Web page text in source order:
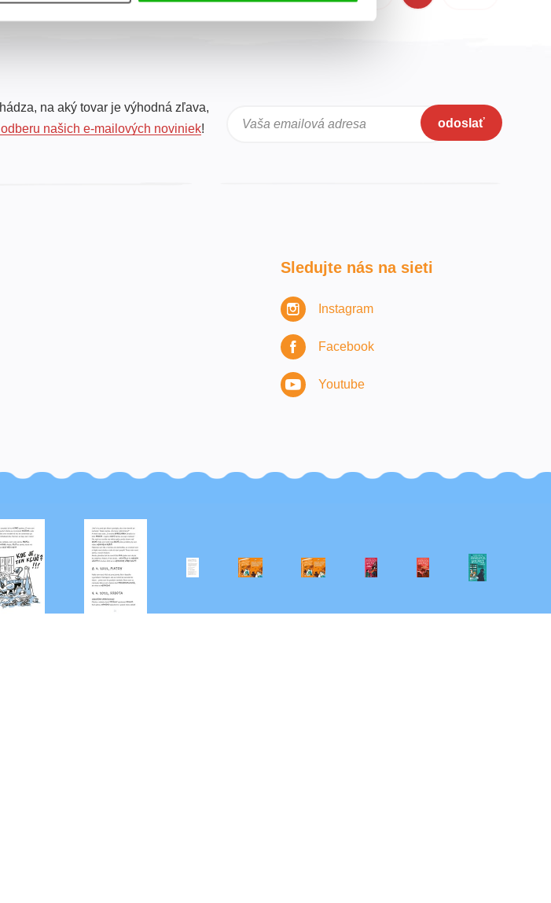
na aký tovar je výhodná zľava,
našich e-mailových noviniek! Vaša emailová adresa odoslať
Sledujte nás na sieti
Instagram
Facebook
Youtube